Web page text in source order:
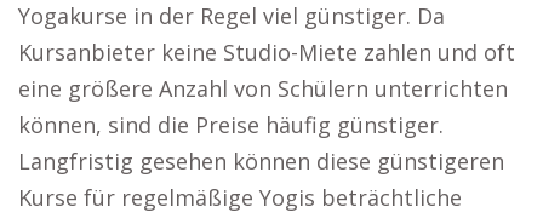
Yogakurse in der Regel viel günstiger. Da
Kursanbieter keine Studio-Miete zahlen und oft
eine größere Anzahl von Schülern unterrichten
können, sind die Preise häufig günstiger.
Langfristig gesehen können diese günstigeren
Kurse für regelmäßige Yogis beträchtliche